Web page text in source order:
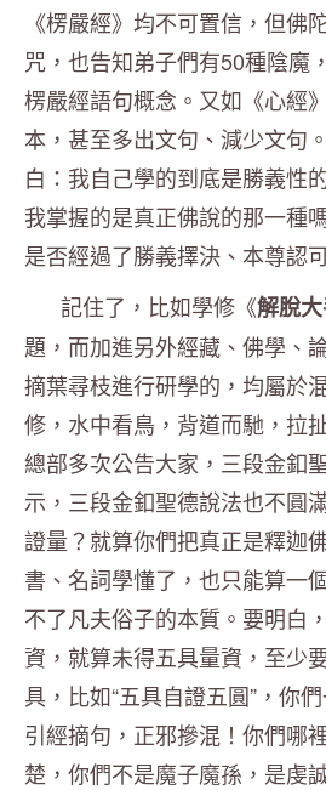
《楞嚴經》 均不可置信，但佛
咒，也告知弟子們有50種陰魔
楞嚴經語句概念。又如《心經
本，甚至多出文句、減少文句
白：我自己學的到底是勝義性
我掌握的是真正佛說的那一種
是否經過了勝義擇決、本尊認
記住了，比如學修《解脫
題， 而加進另外經藏、佛學、
摘葉尋枝進行研學的， 均屬於
修，水中看鳥，背道而馳，拉
總部多次公告大家，三段金釦
示， 三段金釦聖德說法也不圓
證量？就算你們把真正是釋迦
書、名詞學懂了， 也只能算一
不了凡夫俗子的本質。要明白，
資，就算未得五具量資， 至少
具，比如“五具自證五圓”， 你
引經摘句，正邪摻混！你們哪
楚，你們不是魔子魔孫，是虔